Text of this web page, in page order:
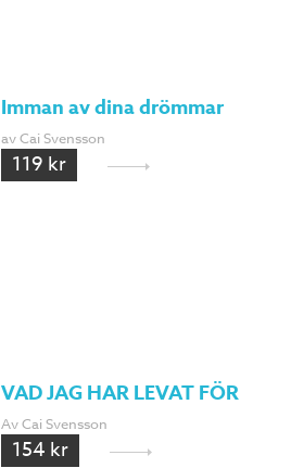
Imman av dina drömmar
av Cai Svensson
119 kr
VAD JAG HAR LEVAT FÖR
Av Cai Svensson
154 kr